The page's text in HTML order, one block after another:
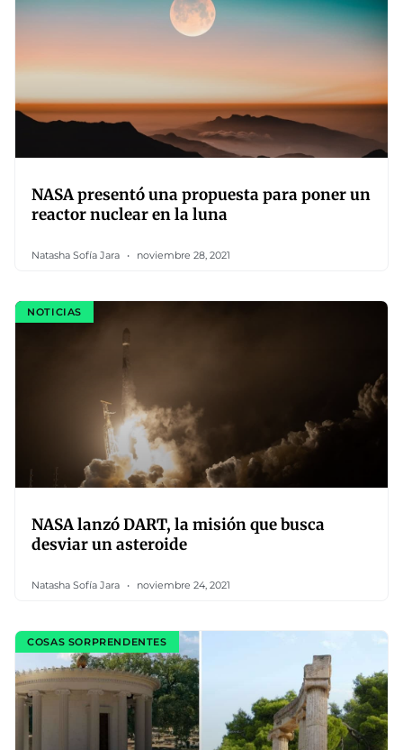
NASA presentó una propuesta para poner un
reactor nuclear en la luna
Natasha Sofía Jara noviembre 28, 2021
NOTICIAS
NASA lanzó DART, la misión que busca
desviar un asteroide
Natasha Sofía Jara noviembre 24, 2021
COSAS SORPRENDENTES